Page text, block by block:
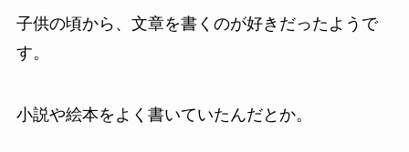
子供の頃から、文章を書くのが好きだったようで
す。
小説や絵本をよく書いていたんだとか。